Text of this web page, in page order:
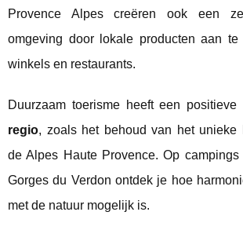
Provence Alpes creëren ook een
omgeving door lokale producten aan
winkels en restaurants.
Duurzaam toerisme heeft een positieve
regio, zoals het behoud van het unieke
de Alpes Haute Provence. Op
Gorges du Verdon ontdek je hoe
met de natuur mogelijk is.